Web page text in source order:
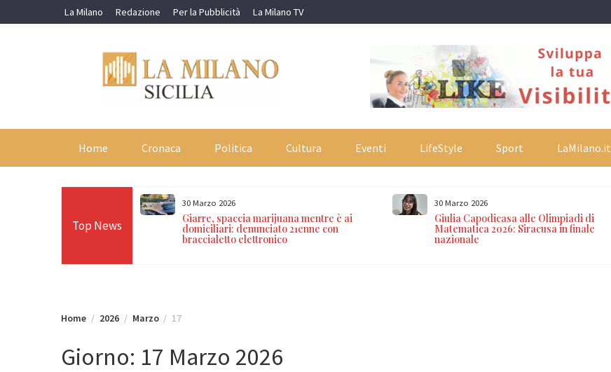
to
La Milano Redazione Per la Pubblicità La Milano TV
Home Cronaca Politica Cultura Eventi LifeStyle Sport LaMilano.it
Top News
con metodo
30 Marzo 2026
Giarre, spaccia marijuana mentre è ai
domiciliari: denunciato 21enne con
braccialetto elettronico
30 Marzo 2026
Giulia Capodicasa alle Olimpiadi di
Matematica 2026: Siracusa in finale
nazionale
Home 2026 Marzo 17
Giorno: 17 Marzo 2026